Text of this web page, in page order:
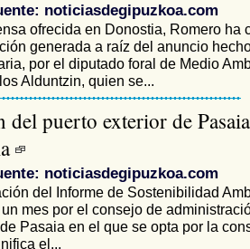
noticiasdegipuzkoa.com
ofrecida en Donostia, Romero ha
generada a raíz del anuncio
por el diputado foral de Medio
Alduntzin, quien se...
puerto exterior de
noticiasdegipuzkoa.com
del Informe de Sostenibilidad
mes por el consejo de
Pasaia en el que se opta por la
el...